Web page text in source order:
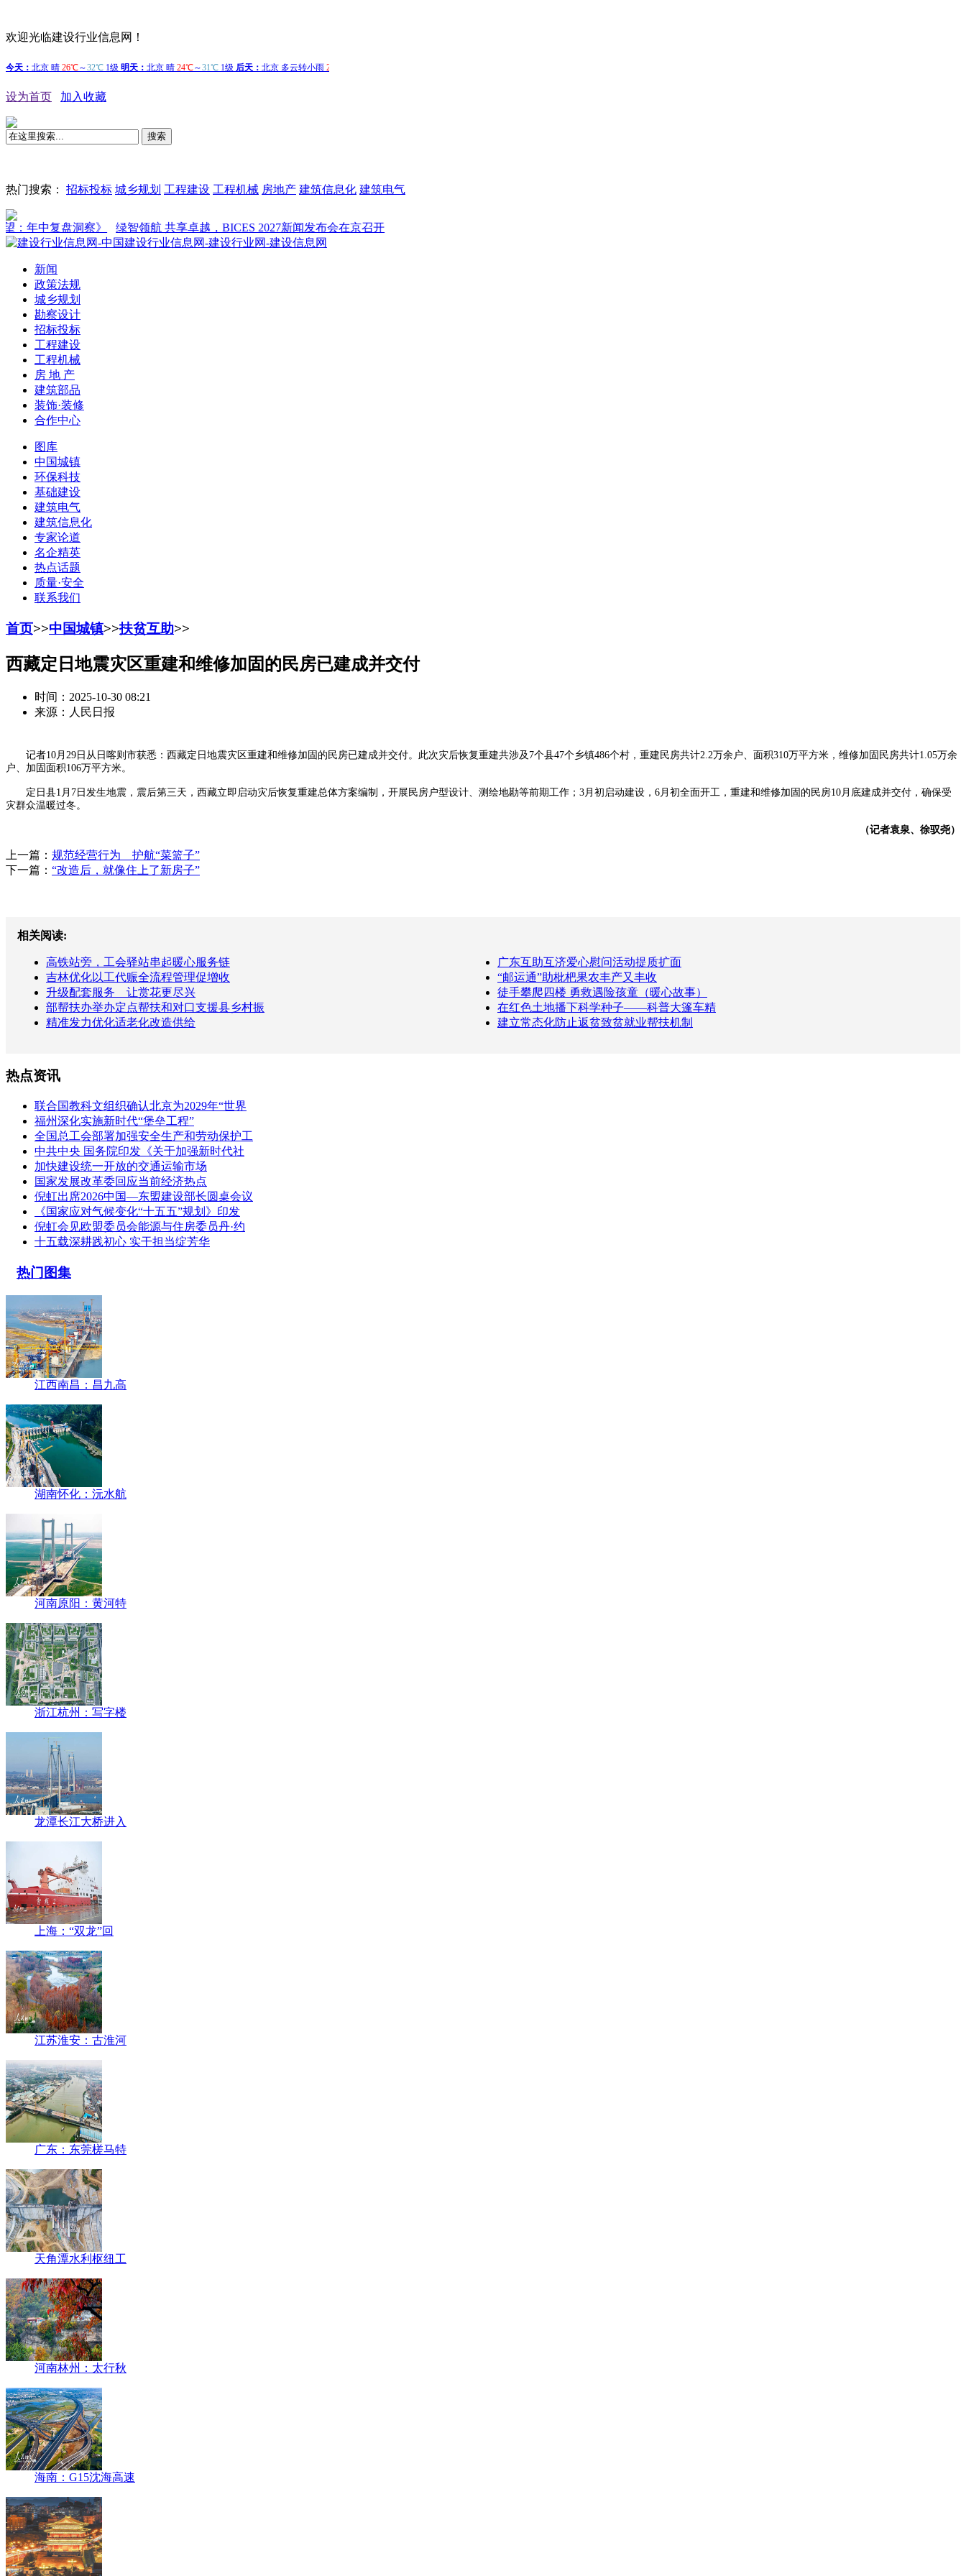
欢迎光临建设行业信息网！
设为首页 加入收藏
搜索
热门搜索： 招标投标 城乡规划 工程建设 工程机械 房地产 建筑信息化 建筑电气
复盘洞察》 绿智领航 共享卓越，BICES 2027新闻发布会在京召开
新闻
政策法规
城乡规划
勘察设计
招标投标
工程建设
工程机械
房 地 产
建筑部品
装饰·装修
合作中心
图库
中国城镇
环保科技
基础建设
建筑电气
建筑信息化
专家论道
名企精英
热点话题
质量·安全
联系我们
首页>>中国城镇>>扶贫互助>>
西藏定日地震灾区重建和维修加固的民房已建成并交付
时间：2025-10-30 08:21
来源：人民日报
记者10月29日从日喀则市获悉：西藏定日地震灾区重建和维修加固的民房已建成并交付。此次灾后恢复重建共涉及7个县47个乡镇486个村，重建民房共计2.2万余户、面积310万平方米，维修加固民房共计1.05万余
户、加固面积106万平方米。
定日县1月7日发生地震，震后第三天，西藏立即启动灾后恢复重建总体方案编制，开展民房户型设计、测绘地勘等前期工作；3月初启动建设，6月初全面开工，重建和维修加固的民房10月底建成并交付，确保受
灾群众温暖过冬。
（记者袁泉、徐驭尧）
上一篇： 规范经营行为 护航“菜篮子”
下一篇： “改造后，就像住上了新房子”
相关阅读:
高铁站旁，工会驿站串起暖心服务链
广东互助互济爱心慰问活动提质扩面
吉林优化以工代赈全流程管理促增收
“邮运通”助枇杷果农丰产又丰收
升级配套服务 让赏花更尽兴
徒手攀爬四楼 勇救遇险孩童（暖心故事）
部帮扶办举办定点帮扶和对口支援县乡村振
在红色土地播下科学种子——科普大篷车精
精准发力优化适老化改造供给
建立常态化防止返贫致贫就业帮扶机制
热点资讯
联合国教科文组织确认北京为2029年“世界
福州深化实施新时代“堡垒工程”
全国总工会部署加强安全生产和劳动保护工
中共中央 国务院印发《关于加强新时代社
加快建设统一开放的交通运输市场
国家发展改革委回应当前经济热点
倪虹出席2026中国—东盟建设部长圆桌会议
《国家应对气候变化“十五五”规划》印发
倪虹会见欧盟委员会能源与住房委员丹·约
十五载深耕践初心 实干担当绽芳华
热门图集
江西南昌：昌九高
湖南怀化：沅水航
河南原阳：黄河特
浙江杭州：写字楼
龙潭长江大桥进入
上海：“双龙”回
江苏淮安：古淮河
广东：东莞槎马特
天角潭水利枢纽工
河南林州：太行秋
海南：G15沈海高速